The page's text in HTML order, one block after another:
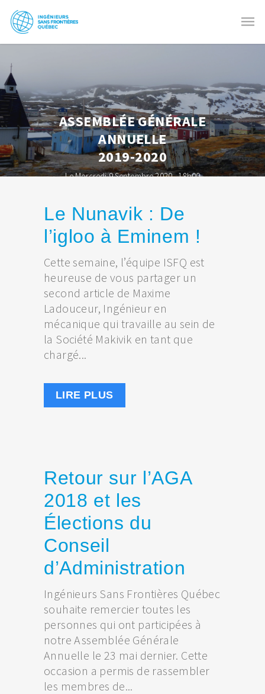
ASSEMBLÉE GÉNÉRALE
ANNUELLE
2019-2020
Le Mercredi 9 Septembre 2020 - 18h00
Le Nunavik : De
l’igloo à Eminem !
Cette semaine, l’équipe ISFQ est
heureuse de vous partager un
second article de Maxime
Ladouceur, Ingénieur en
mécanique qui travaille au sein de
la Société Makivik en tant que
chargé...
LIRE PLUS
Retour sur l’AGA
2018 et les
Élections du
Conseil
d’Administration
Ingénieurs Sans Frontières Québec
souhaite remercier toutes les
personnes qui ont participées à
notre Assemblée Générale
Annuelle le 23 mai dernier. Cette
occasion a permis de rassembler
les membres de...